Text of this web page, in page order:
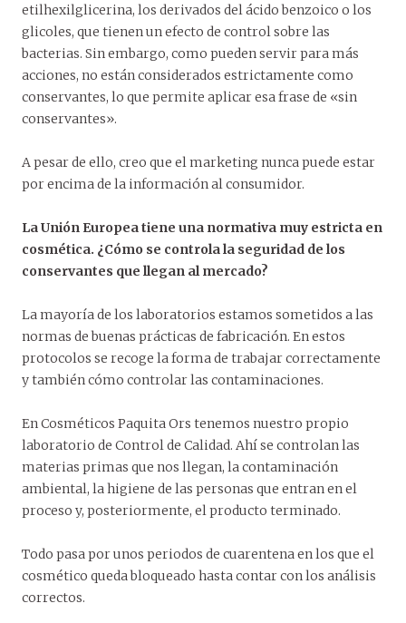
etilhexilglicerina, los derivados del ácido benzoico o los
glicoles, que tienen un efecto de control sobre las
bacterias. Sin embargo, como pueden servir para más
acciones, no están considerados estrictamente como
conservantes, lo que permite aplicar esa frase de «sin
conservantes».
A pesar de ello, creo que el marketing nunca puede estar
por encima de la información al consumidor.
La Unión Europea tiene una normativa muy estricta en
cosmética. ¿Cómo se controla la seguridad de los
conservantes que llegan al mercado?
La mayoría de los laboratorios estamos sometidos a las
normas de buenas prácticas de fabricación. En estos
protocolos se recoge la forma de trabajar correctamente
y también cómo controlar las contaminaciones.
En Cosméticos Paquita Ors tenemos nuestro propio
laboratorio de Control de Calidad. Ahí se controlan las
materias primas que nos llegan, la contaminación
ambiental, la higiene de las personas que entran en el
proceso y, posteriormente, el producto terminado.
Todo pasa por unos periodos de cuarentena en los que el
cosmético queda bloqueado hasta contar con los análisis
correctos.